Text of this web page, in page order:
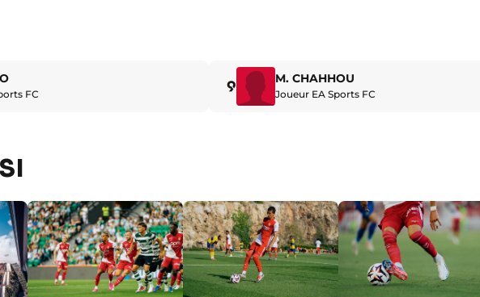
FC 9 M. CHAHHOU
Joueur EA Sports FC